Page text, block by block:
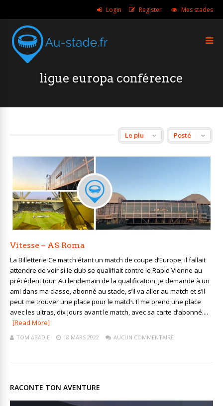
Login Register Mes stades
ligue europa conférence
Vitesse – AS Roma
La Billetterie Ce match étant un match de coupe d’Europe, il fallait
attendre de voir si le club se qualifiait contre le Rapid Vienne au
précédent tour. Au lendemain de la qualification, je demande à un
ami dans ma classe, abonné au stade, s’il va aller au match et s’il
peut me trouver une place pour le match. Il me prend une place
avec les ultras, dix jours avant le match, avec sa carte d’abonné....
[Read More]
TOM ABADIE 18 MARS 2022 AUCUN COMMENTAIRE
RACONTE TON AVENTURE